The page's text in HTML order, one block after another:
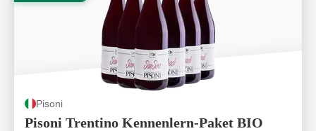
Pisoni
Pisoni Trentino Kennenlern-Paket BIO